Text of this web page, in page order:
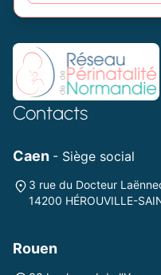
Contacts
Caen - Siège social
3 rue du Docteur
14200 HÉROUVILLE-
Rouen